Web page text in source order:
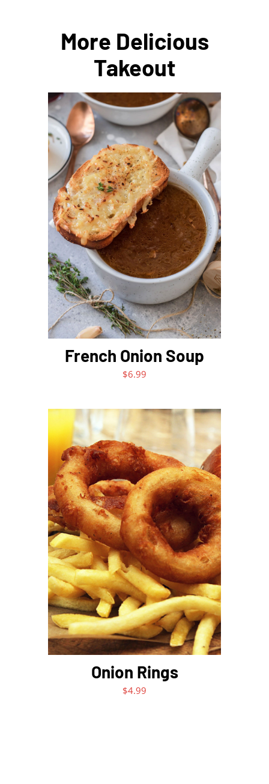
More Delicious
Takeout
ADD TO CART / DETAILS
French Onion Soup
$6.99
ADD TO CART / DETAILS
Onion Rings
$4.99